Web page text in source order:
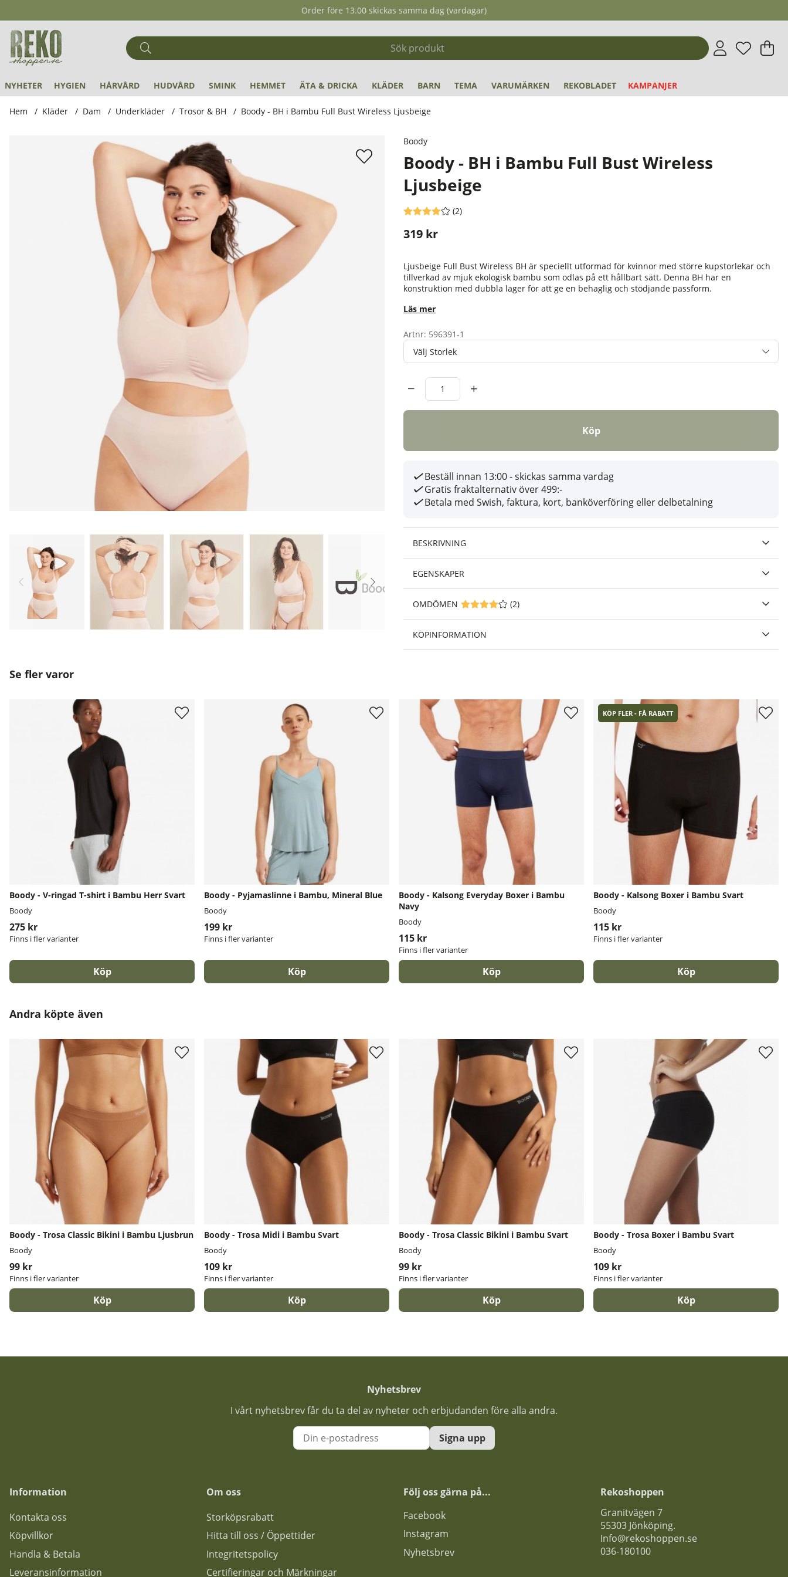
Order före 13.00 skickas samma dag (vardagar)
Antal i
. .
NYHETER HYGIEN HÅRVÅRD HUDVÅRD SMINK HEMMET ÄTA & DRICKA KLÄDER BARN TEMA VARUMÄRKEN REKOBLADET KAMPANJER
Hem Kläder Dam Underkläder Trosor & BH Boody - BH i Bambu Full Bust Wireless Ljusbeige
Produktbilder Boody - BH i Bambu Full Bust Wireless Ljusbeige Boody
Boody - BH i Bambu Full Bust Wireless
Ljusbeige
Medelbetyg 4 av 5 Antal betyg 2
(2)
319 kr
Ljusbeige Full Bust Wireless BH är speciellt utformad för kvinnor med större kupstorlekar och
tillverkad av mjuk ekologisk bambu som odlas på ett hållbart sätt. Denna BH har en
konstruktion med dubbla lager för att ge en behaglig och stödjande passform.
Läs mer
Artnr: 596391-1
Storlek
Köp
Beställ innan 13:00 - skickas samma vardag
Gratis fraktalternativ över 499:-
Betala med Swish, faktura, kort, banköverföring eller delbetalning
BESKRIVNING
EGENSKAPER
OMDÖMEN MEDELBETYG 4 AV 5 ANTAL BETYG 2
(2)
KÖPINFORMATION
Se fler varor
Boody - V-ringad T-shirt i Bambu Herr Svart
Boody
275 kr
Finns i fler varianter
Köp
Boody - Pyjamaslinne i Bambu, Mineral Blue
Boody
199 kr
Finns i fler varianter
Köp
Boody - Kalsong Everyday Boxer i Bambu
Navy
Boody
115 kr
Finns i fler varianter
Köp
KÖP FLER - FÅ RABATT
Boody - Kalsong Boxer i Bambu Svart
Boody
115 kr
Finns i fler varianter
Köp
Andra köpte även
Boody - Trosa Classic Bikini i Bambu Ljusbrun
Boody
99 kr
Finns i fler varianter
Köp
Boody - Trosa Midi i Bambu Svart
Boody
109 kr
Finns i fler varianter
Köp
Boody - Trosa Classic Bikini i Bambu Svart
Boody
99 kr
Finns i fler varianter
Köp
Boody - Trosa Boxer i Bambu Svart
Boody
109 kr
Finns i fler varianter
Köp
Nyhetsbrev
I vårt nyhetsbrev får du ta del av nyheter och erbjudanden före alla andra.
Signa upp
Information
Kontakta oss
Köpvillkor
Handla & Betala
Leveransinformation
Om oss
Storköpsrabatt
Hitta till oss / Öppettider
Integritetspolicy
Certifieringar och Märkningar
Följ oss gärna på...
Facebook
Instagram
Nyhetsbrev
Rekoshoppen
Granitvägen 7
55303 Jönköping.
Info@rekoshoppen.se
036-180100